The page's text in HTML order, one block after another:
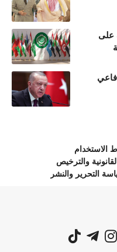
على
الاستخدام
والترخيص
التحرير والنشر